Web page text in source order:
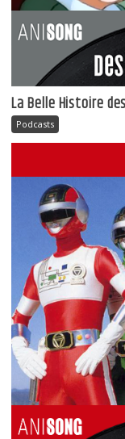
La Belle Histoire
Podcasts